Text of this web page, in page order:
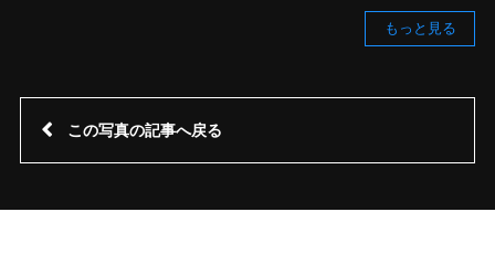
もっと見る
この写真の記事へ戻る